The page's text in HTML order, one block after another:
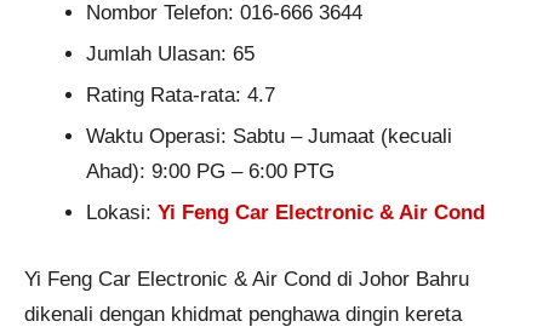
Nombor Telefon: 016-666 3644
Jumlah Ulasan: 65
Rating Rata-rata: 4.7
Waktu Operasi: Sabtu – Jumaat (kecuali
Ahad): 9:00 PG – 6:00 PTG
Lokasi: Yi Feng Car Electronic & Air Cond
Yi Feng Car Electronic & Air Cond di Johor Bahru
dikenali dengan khidmat penghawa dingin kereta